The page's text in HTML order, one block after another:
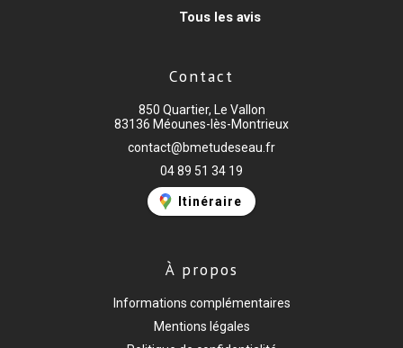
Tous les avis
Contact
850 Quartier, Le Vallon
83136 Méounes-lès-Montrieux
contact@bmetudeseau.fr
04 89 51 34 19
Itinéraire
À propos
Informations complémentaires
Mentions légales